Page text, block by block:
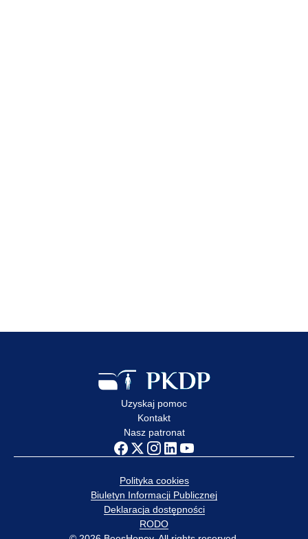
Uzyskaj pomoc
Kontakt
Nasz patronat
Polityka cookies
Biuletyn Informacji Publicznej
Deklaracja dostępności
RODO